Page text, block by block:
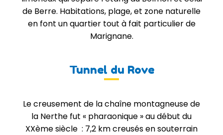
de Berre. Habitations, plage, et zone naturelle
en font un quartier tout à fait particulier de
Marignane.
Tunnel du Rove
Le creusement de la chaîne montagneuse de
la Nerthe fut « pharaonique » au début du
XXème siècle : 7,2 km creusés en souterrain